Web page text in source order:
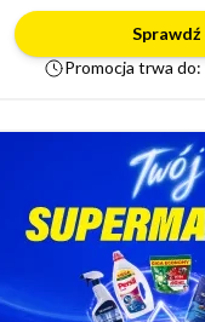
Sprawdź
Promocja trwa do: